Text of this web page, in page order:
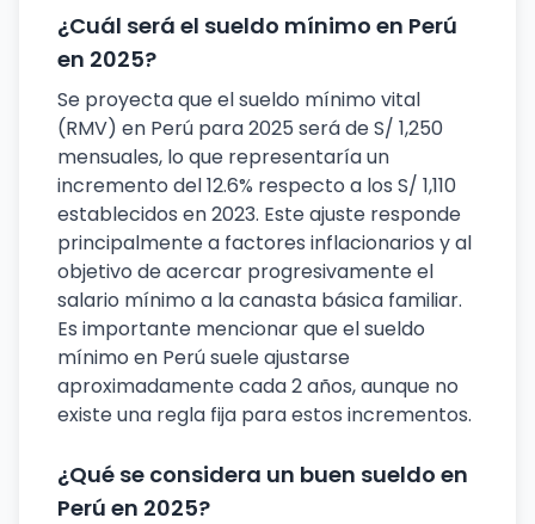
¿Cuál será el sueldo mínimo en Perú
en 2025?
Se proyecta que el sueldo mínimo vital
(RMV) en Perú para 2025 será de S/ 1,250
mensuales, lo que representaría un
incremento del 12.6% respecto a los S/ 1,110
establecidos en 2023. Este ajuste responde
principalmente a factores inflacionarios y al
objetivo de acercar progresivamente el
salario mínimo a la canasta básica familiar.
Es importante mencionar que el sueldo
mínimo en Perú suele ajustarse
aproximadamente cada 2 años, aunque no
existe una regla fija para estos incrementos.
¿Qué se considera un buen sueldo en
Perú en 2025?